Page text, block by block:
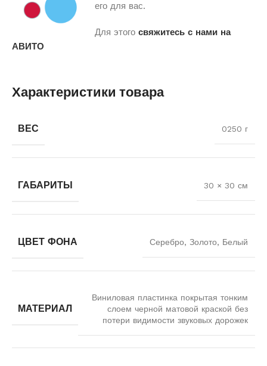
его для вас.
Для этого свяжитесь с нами на
АВИТО
Характеристики товара
ВЕС 0250 г
ГАБАРИТЫ 30 × 30 см
ЦВЕТ ФОНА Серебро, Золото, Белый
МАТЕРИАЛ
Виниловая пластинка покрытая тонким
слоем черной матовой краской без
потери видимости звуковых дорожек